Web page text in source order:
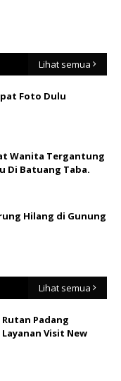
Lihat semua
Foto Dulu
Wanita Tergantung
Di Batuang Taba.
Hilang di Gunung
Lihat semua
Padang
Visit New